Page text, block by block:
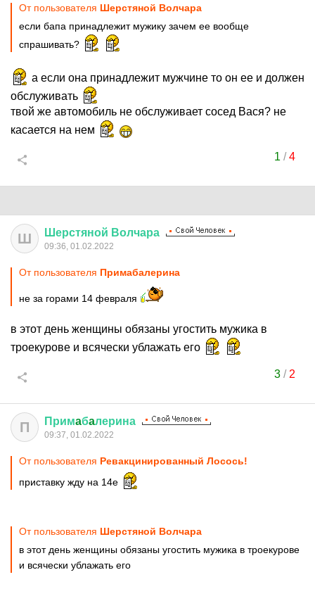
От пользователя Шерстяной Волчара
если бапа принадлежит мужику зачем ее вообще
спрашивать?
а если она принадлежит мужчине то он ее и должен
обслуживать
твой же автомобиль не обслуживает сосед Вася? не
касается на нем
1 /4
Ш Шерстяной Волчара
09:36, 01.02.2022
От пользователя Примaбaлерина
не за горами 14 февраля
в этот день женщины обязаны угостить мужика в
троекурове и всячески ублажать его
3/ 2
П Примaбaлерина
09:37, 01.02.2022
От пользователя Ревакцинированный Лосось!
приставку жду на 14е
От пользователя Шерстяной Волчара
в этот день женщины обязаны угостить мужика в троекурове
и всячески ублажать его